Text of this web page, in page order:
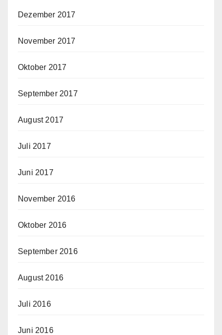
Dezember 2017
November 2017
Oktober 2017
September 2017
August 2017
Juli 2017
Juni 2017
November 2016
Oktober 2016
September 2016
August 2016
Juli 2016
Juni 2016